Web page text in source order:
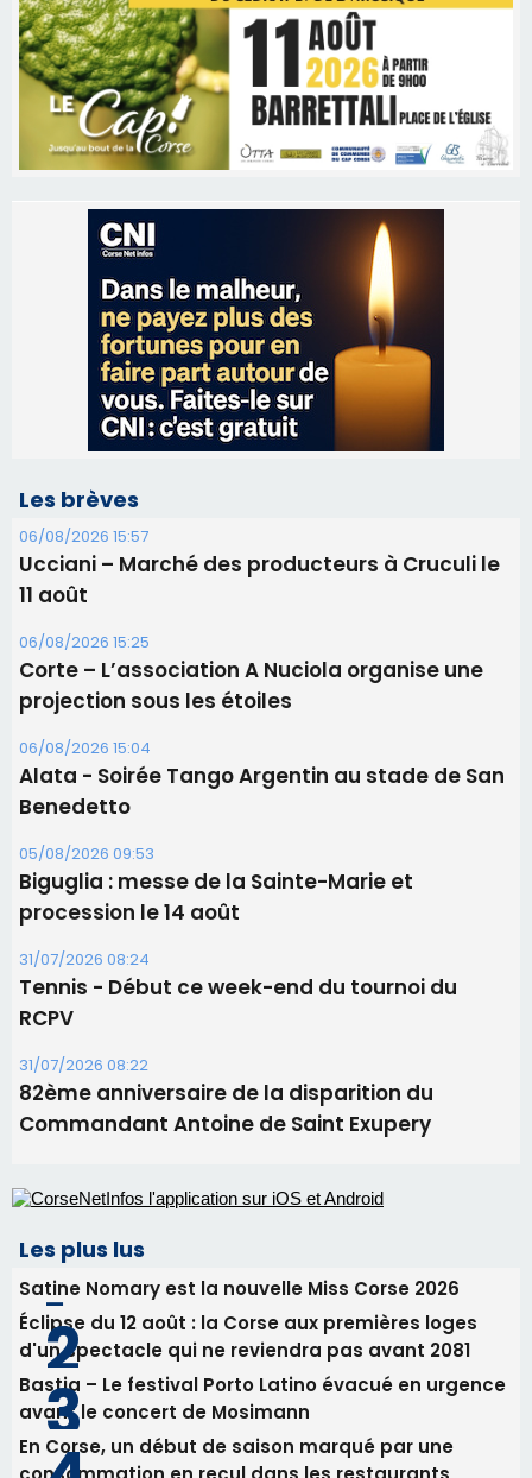
Les brèves
06/08/2026 15:57
Ucciani – Marché des producteurs à Cruculi le
06/08/2026 15:25
Corte – L’association A Nuciola organise une
06/08/2026 15:04
Alata - Soirée Tango Argentin au stade de San
Benedetto
05/08/2026 09:53
Biguglia : messe de la Sainte-Marie et
procession le 14 août
31/07/2026 08:24
Tennis - Début ce week-end du tournoi du
RCPV
31/07/2026 08:22
82ème anniversaire de la disparition du
Commandant Antoine de Saint Exupery
Les plus lus
Satine Nomary est la nouvelle Miss Corse 2026
Éclipse du 12 août : la Corse aux premières loges
d'un spectacle qui ne reviendra pas avant 2081
avant le concert de Mosimann
consommation en recul dans les restaurants
La gendarmerie alerte les restaurateurs corses
face à une nouvelle escroquerie au faux vendeur de
vin
Newsletter